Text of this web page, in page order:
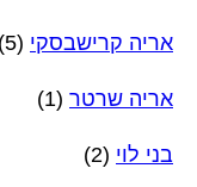
אריה קרישבסקי (5)
אריה שרטר (1)
בני לוי (2)